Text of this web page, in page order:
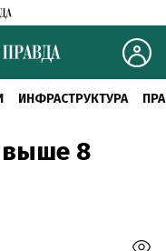
ИНФРАСТРУКТУРА
выше 8